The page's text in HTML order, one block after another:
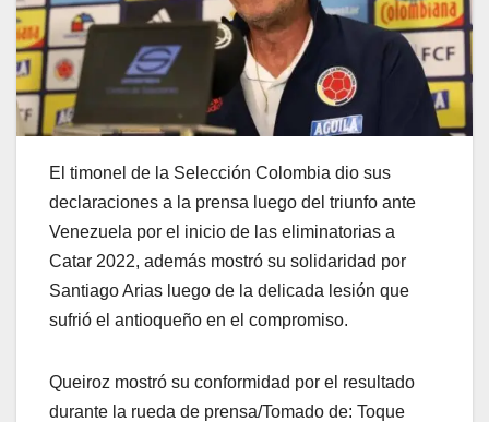
El timonel de la Selección Colombia dio sus
declaraciones a la prensa luego del triunfo ante
Venezuela por el inicio de las eliminatorias a
Catar 2022, además mostró su solidaridad por
Santiago Arias luego de la delicada lesión que
sufrió el antioqueño en el compromiso.
Queiroz mostró su conformidad por el resultado
durante la rueda de prensa/Tomado de: Toque